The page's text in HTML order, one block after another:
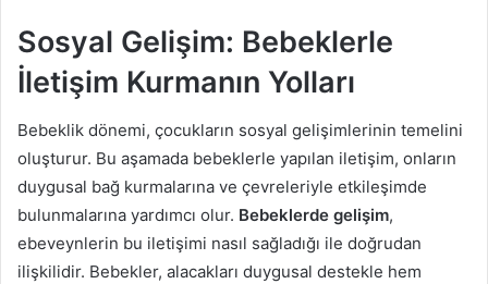
Sosyal Gelişim: Bebeklerle
İletişim Kurmanın Yolları
Bebeklik dönemi, çocukların sosyal gelişimlerinin temelini
oluşturur. Bu aşamada bebeklerle yapılan iletişim, onların
duygusal bağ kurmalarına ve çevreleriyle etkileşimde
bulunmalarına yardımcı olur. Bebeklerde gelişim,
ebeveynlerin bu iletişimi nasıl sağladığı ile doğrudan
ilişkilidir. Bebekler, alacakları duygusal destekle hem